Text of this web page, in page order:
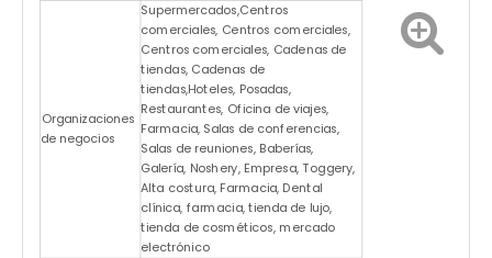
Organizaciones
de negocios
Supermercados,Centros
comerciales, Centros comerciales,
Centros comerciales, Cadenas de
tiendas, Cadenas de
tiendas,Hoteles, Posadas,
Restaurantes, Oficina de viajes,
Farmacia, Salas de conferencias,
Salas de reuniones, Baberías,
Galería, Noshery, Empresa, Toggery,
Alta costura, Farmacia, Dental
clínica, farmacia, tienda de lujo,
tienda de cosméticos, mercado
electrónico